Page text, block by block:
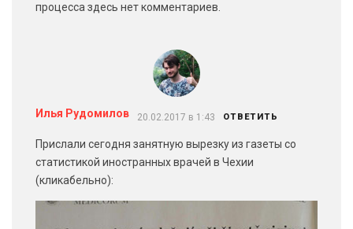
процесса здесь нет комментариев.
Илья Рудомилов 20.02.2017 в 1:43 ОТВЕТИТЬ
Прислали сегодня занятную вырезку из газеты со
статистикой иностранных врачей в Чехии
(кликабельно):